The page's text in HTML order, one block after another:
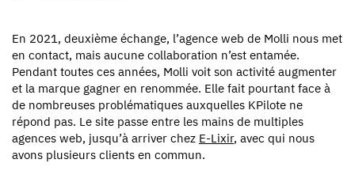
En 2021, deuxième échange, l’agence web de Molli nous met
en contact, mais aucune collaboration n’est entamée.
Pendant toutes ces années, Molli voit son activité augmenter
et la marque gagner en renommée. Elle fait pourtant face à
de nombreuses problématiques auxquelles KPilote ne
répond pas. Le site passe entre les mains de multiples
agences web, jusqu’à arriver chez E-Lixir, avec qui nous
avons plusieurs clients en commun.